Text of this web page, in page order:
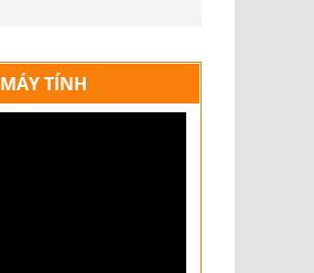
TÍNH